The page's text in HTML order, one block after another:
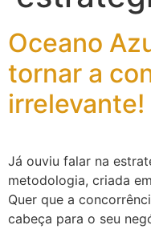
Oceano
tornar a
irrelevante!
Já ouviu falar na
metodologia, criada
Quer que a
cabeça para o seu